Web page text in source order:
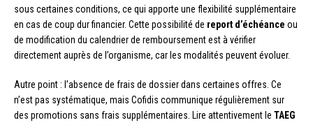
sous certaines conditions, ce qui apporte une flexibilité supplémentaire
en cas de coup dur financier. Cette possibilité de report d’échéance ou
de modification du calendrier de remboursement est à vérifier
directement auprès de l’organisme, car les modalités peuvent évoluer.
Autre point : l’absence de frais de dossier dans certaines offres. Ce
n’est pas systématique, mais Cofidis communique régulièrement sur
des promotions sans frais supplémentaires. Lire attentivement le TAEG